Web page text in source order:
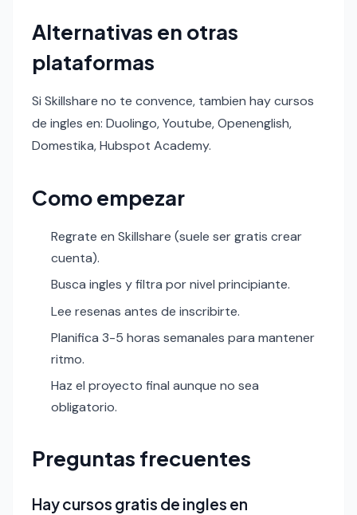
Alternativas en otras
plataformas
Si Skillshare no te convence, tambien hay cursos
de ingles en: Duolingo, Youtube, Openenglish,
Domestika, Hubspot Academy.
Como empezar
Regrate en Skillshare (suele ser gratis crear
cuenta).
Busca ingles y filtra por nivel principiante.
Lee resenas antes de inscribirte.
Planifica 3-5 horas semanales para mantener
ritmo.
Haz el proyecto final aunque no sea
obligatorio.
Preguntas frecuentes
Hay cursos gratis de ingles en